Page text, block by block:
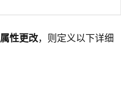
属性更改，则定义以下详细